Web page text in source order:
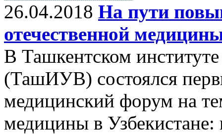
26.04.2018 На пути
отечественной
В Ташкентском
(ТашИУВ) состоялся
медицинский форум на
медицины в